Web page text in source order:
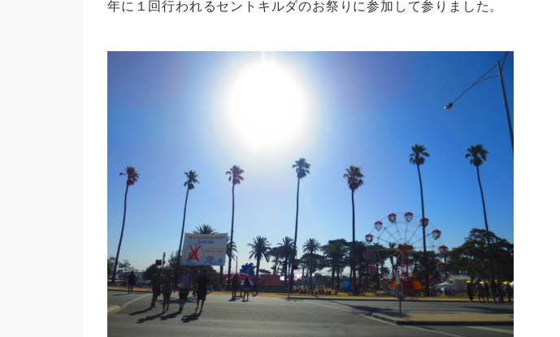
年に１回行われるセントキルダのお祭りに参加して参りました。